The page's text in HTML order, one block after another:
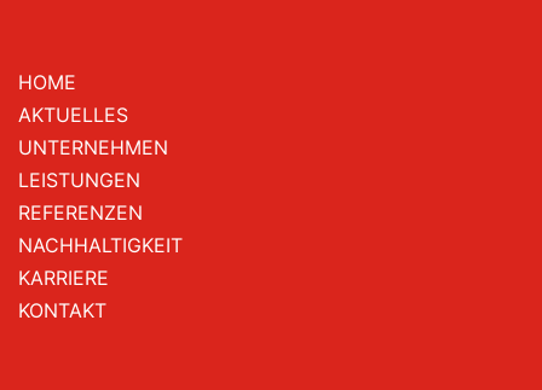
HOME
AKTUELLES
UNTERNEHMEN
LEISTUNGEN
REFERENZEN
NACHHALTIGKEIT
KARRIERE
KONTAKT